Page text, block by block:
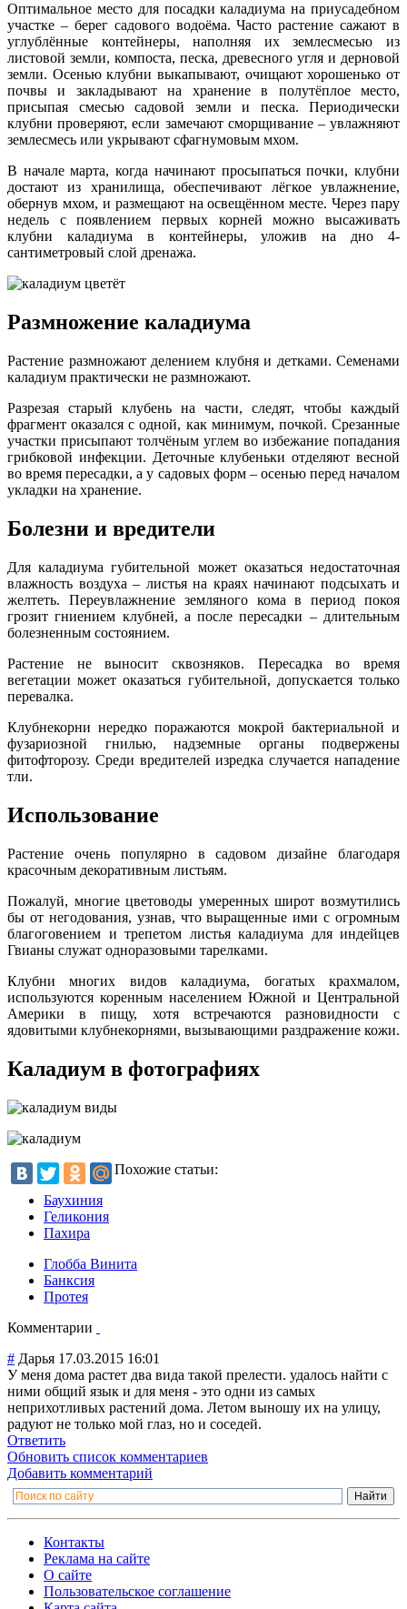
Оптимальное место для посадки каладиума на приусадебном
участке – берег садового водоёма. Часто растение сажают в
углублённые контейнеры, наполняя их землесмесью из
листовой земли, компоста, песка, древесного угля и дерновой
земли. Осенью клубни выкапывают, очищают хорошенько от
почвы и закладывают на хранение в полутёплое место,
присыпая смесью садовой земли и песка. Периодически
клубни проверяют, если замечают сморщивание – увлажняют
землесмесь или укрывают сфагнумовым мхом.
В начале марта, когда начинают просыпаться почки, клубни
достают из хранилища, обеспечивают лёгкое увлажнение,
обернув мхом, и размещают на освещённом месте. Через пару
недель с появлением первых корней можно высаживать
клубни каладиума в контейнеры, уложив на дно 4-
сантиметровый слой дренажа.
Размножение каладиума
Растение размножают делением клубня и детками. Семенами
каладиум практически не размножают.
Разрезая старый клубень на части, следят, чтобы каждый
фрагмент оказался с одной, как минимум, почкой. Срезанные
участки присыпают толчёным углем во избежание попадания
грибковой инфекции. Деточные клубеньки отделяют весной
во время пересадки, а у садовых форм – осенью перед началом
укладки на хранение.
Болезни и вредители
Для каладиума губительной может оказаться недостаточная
влажность воздуха – листья на краях начинают подсыхать и
желтеть. Переувлажнение земляного кома в период покоя
грозит гниением клубней, а после пересадки – длительным
болезненным состоянием.
Растение не выносит сквозняков. Пересадка во время
вегетации может оказаться губительной, допускается только
перевалка.
Клубнекорни нередко поражаются мокрой бактериальной и
фузариозной гнилью, надземные органы подвержены
фитофторозу. Среди вредителей изредка случается нападение
тли.
Использование
Растение очень популярно в садовом дизайне благодаря
красочным декоративным листьям.
Пожалуй, многие цветоводы умеренных широт возмутились
бы от негодования, узнав, что выращенные ими с огромным
благоговением и трепетом листья каладиума для индейцев
Гвианы служат одноразовыми тарелками.
Клубни многих видов каладиума, богатых крахмалом,
используются коренным населением Южной и Центральной
Америки в пищу, хотя встречаются разновидности с
ядовитыми клубнекорнями, вызывающими раздражение кожи.
Каладиум в фотографиях
Похожие статьи:
Баухиния
Геликония
Пахира
Глобба Винита
Банксия
Протея
Комментарии
# Дарья 17.03.2015 16:01
У меня дома растет два вида такой прелести. удалось найти с
ними общий язык и для меня - это одни из самых
неприхотливых растений дома. Летом выношу их на улицу,
радуют не только мой глаз, но и соседей.
Ответить
Обновить список комментариев
Добавить комментарий
Контакты
Реклама на сайте
О сайте
Пользовательское соглашение